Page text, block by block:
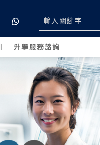
升學服務諮詢